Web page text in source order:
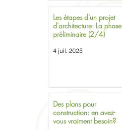
Les étapes d'un projet
d'architecture: La phase
préliminaire (2/4)
4 juil. 2025
Des plans pour
construction: en avez-
vous vraiment besoin?